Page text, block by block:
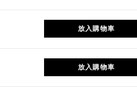
放入購物車
放入購物車